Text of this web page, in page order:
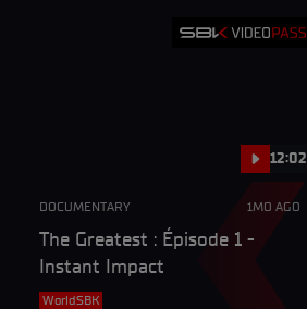
12:02
DOCUMENTARY 1MO AGO
The Greatest : Épisode 1 -
Instant Impact
WorldSBK